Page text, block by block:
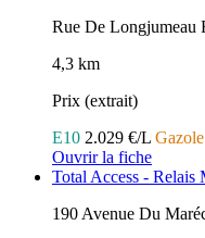
Rue De Longjumeau
4,3 km
Prix (extrait)
E10 2.029 €/L Gazole
Ouvrir la fiche
Total Access - Relais
190 Avenue Du